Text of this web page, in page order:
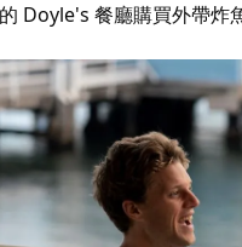
Doyle's 餐廳購買外帶炸